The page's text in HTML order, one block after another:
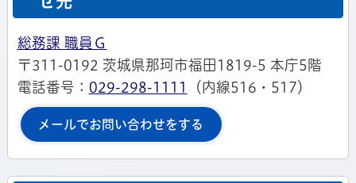
総務課 職員Ｇ
〒311-0192 茨城県那珂市福田1819-5 本庁5階
電話番号： 029-298-1111 （内線516・517）
メールでお問い合わせをする